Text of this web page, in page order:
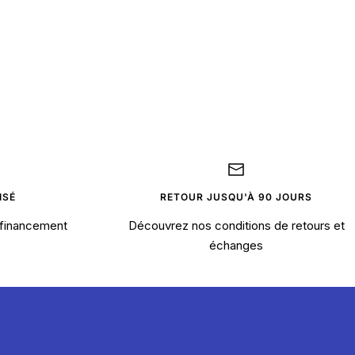
RETOUR JUSQU'À 90 JOURS
Découvrez nos conditions de retours et
échanges